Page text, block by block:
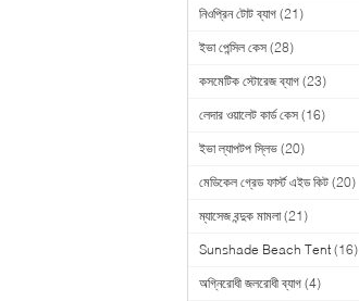
নিওপ্রিন টোট ব্যাগ (21)
ইভা পেন্সিল কেস (28)
কসমেটিক স্টোরেজ ব্যাগ (23)
লেদার ওয়ালেট কার্ড কেস (16)
ইভা ল্যাপটপ স্লিভ (20)
মেডিকেল গ্রেড ফার্স্ট এইড কিট (20)
ম্যাসেজ বন্দুক মামলা (21)
Sunshade Beach Tent (16)
অগ্নিরোধী জলরোধী ব্যাগ (4)